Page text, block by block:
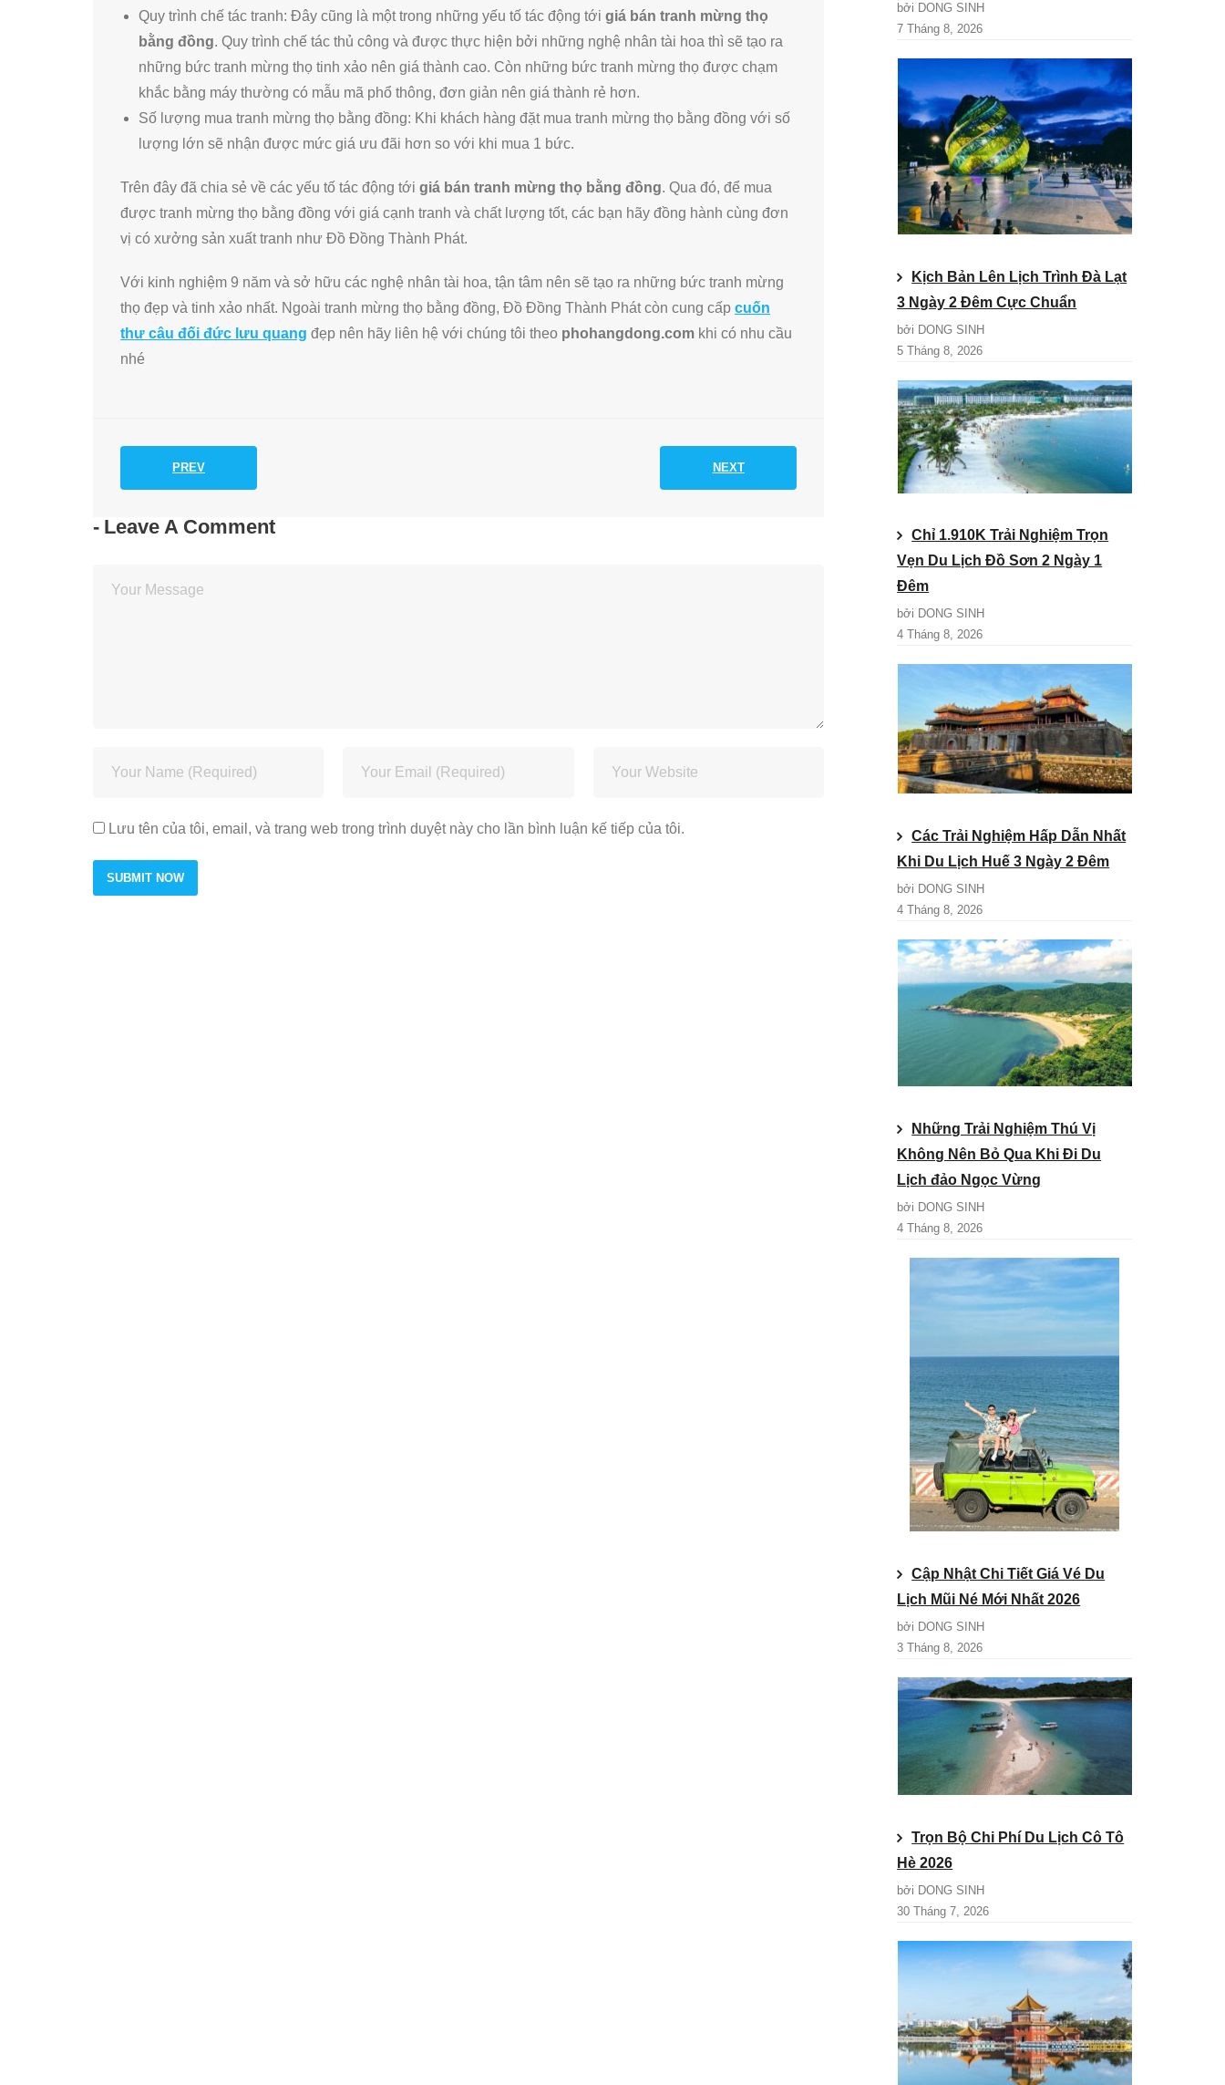
Quy trình chế tác tranh: Đây cũng là một trong những yếu tố tác động tới giá bán tranh mừng thọ
bằng đồng. Quy trình chế tác thủ công và được thực hiện bởi những nghệ nhân tài hoa thì sẽ tạo ra
những bức tranh mừng thọ tinh xảo nên giá thành cao. Còn những bức tranh mừng thọ được chạm
khắc bằng máy thường có mẫu mã phổ thông, đơn giản nên giá thành rẻ hơn.
Số lượng mua tranh mừng thọ bằng đồng: Khi khách hàng đặt mua tranh mừng thọ bằng đồng với số
lượng lớn sẽ nhận được mức giá ưu đãi hơn so với khi mua 1 bức.
Trên đây đã chia sẻ về các yếu tố tác động tới giá bán tranh mừng thọ bằng đồng. Qua đó, để mua
được tranh mừng thọ bằng đồng với giá cạnh tranh và chất lượng tốt, các bạn hãy đồng hành cùng đơn
vị có xưởng sản xuất tranh như Đồ Đồng Thành Phát.
Với kinh nghiệm 9 năm và sở hữu các nghệ nhân tài hoa, tận tâm nên sẽ tạo ra những bức tranh mừng
thọ đẹp và tinh xảo nhất. Ngoài tranh mừng thọ bằng đồng, Đồ Đồng Thành Phát còn cung cấp cuốn
thư câu đối đức lưu quang đẹp nên hãy liên hệ với chúng tôi theo phohangdong.com khi có nhu cầu
nhé
PREV NEXT
Leave A Comment
Lưu tên của tôi, email, và trang web trong trình duyệt này cho lần bình luận kế tiếp của tôi.
bởi DONG SINH
7 Tháng 8, 2026
Kịch Bản Lên Lịch Trình Đà Lạt
3 Ngày 2 Đêm Cực Chuẩn
bởi DONG SINH
5 Tháng 8, 2026
Chỉ 1.910K Trải Nghiệm Trọn
Vẹn Du Lịch Đồ Sơn 2 Ngày 1
Đêm
bởi DONG SINH
4 Tháng 8, 2026
Các Trải Nghiệm Hấp Dẫn Nhất
Khi Du Lịch Huế 3 Ngày 2 Đêm
bởi DONG SINH
4 Tháng 8, 2026
Những Trải Nghiệm Thú Vị
Không Nên Bỏ Qua Khi Đi Du
Lịch đảo Ngọc Vừng
bởi DONG SINH
4 Tháng 8, 2026
Cập Nhật Chi Tiết Giá Vé Du
Lịch Mũi Né Mới Nhất 2026
bởi DONG SINH
3 Tháng 8, 2026
Trọn Bộ Chi Phí Du Lịch Cô Tô
Hè 2026
bởi DONG SINH
30 Tháng 7, 2026